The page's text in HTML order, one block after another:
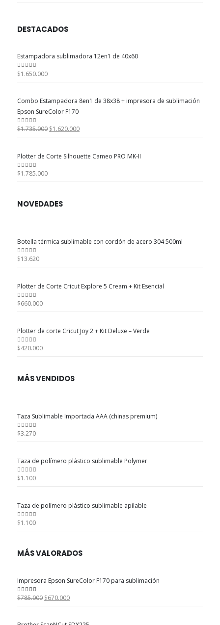
DESTACADOS
Estampadora sublimadora 12en1 de 40x60
0out of 5
$1.650.000
Combo Estampadora 8en1 de 38x38 + impresora de sublimación
Epson SureColor F170
0out of 5
$1.735.000 El
era:
$1.620.000El
es:
Plotter de Corte Silhouette Cameo PRO MK-II
0out of 5
$1.785.000
NOVEDADES
Botella térmica sublimable con cordón de acero 304 500ml
0out of 5
$13.620
Plotter de Corte Cricut Explore 5 Cream + Kit Esencial
0out of 5
$660.000
Plotter de corte Cricut Joy 2 + Kit Deluxe – Verde
0out of 5
$420.000
MÁS VENDIDOS
Taza Sublimable Importada AAA (chinas premium)
0out of 5
$3.270
Taza de polímero plástico sublimable Polymer
0out of 5
$1.100
Taza de polímero plástico sublimable apilable
0out of 5
$1.100
MÁS VALORADOS
Impresora Epson SureColor F170 para sublimación
5.00out of 5
$785.000 El
$670.000El